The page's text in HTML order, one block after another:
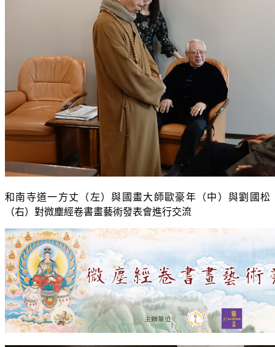
和南寺道一方丈（左）與國畫大師歐豪年（中）與劉國松
（右）對微塵經卷書畫藝術發表會進行交流